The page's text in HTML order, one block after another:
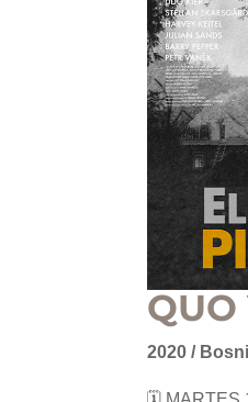
QUO
2020 /